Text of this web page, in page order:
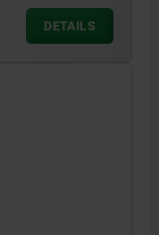
DETAILS